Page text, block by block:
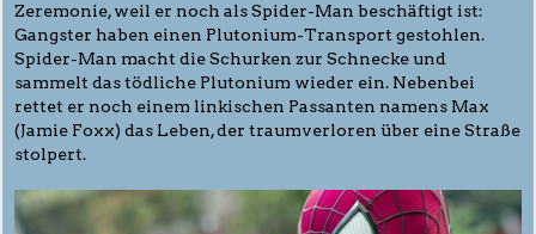
Zeremonie, weil er noch als Spider-Man beschäftigt ist:
Gangster haben einen Plutonium-Transport gestohlen.
Spider-Man macht die Schurken zur Schnecke und
sammelt das tödliche Plutonium wieder ein. Nebenbei
rettet er noch einem linkischen Passanten namens Max
(Jamie Foxx) das Leben, der traumverloren über eine Straße
stolpert.